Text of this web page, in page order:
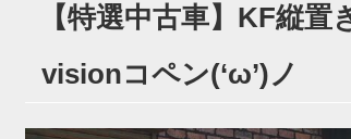
【特選中古車】KF縦
visionコペン(‘ω’)ノ